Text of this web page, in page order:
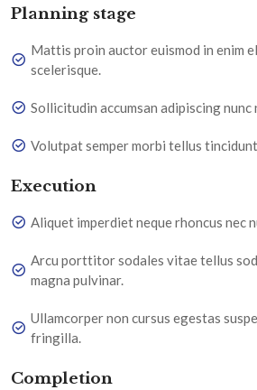
Planning stage
Mattis proin auctor euismod in enim
scelerisque.
Sollicitudin accumsan adipiscing nunc
Volutpat semper morbi tellus
Execution
Aliquet imperdiet neque rhoncus nec
Arcu porttitor sodales vitae tellus
magna pulvinar.
Ullamcorper non cursus egestas
fringilla.
Completion